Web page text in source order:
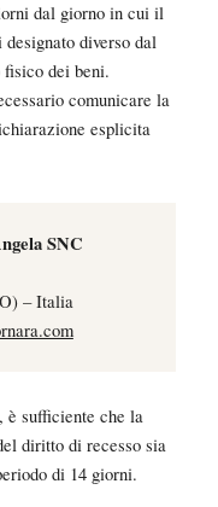
dal giorno in cui il
diverso dal
fisico dei beni.
comunicare la
esplicita
SNC
– Italia
è sufficiente che la
diritto di recesso sia
di 14 giorni.